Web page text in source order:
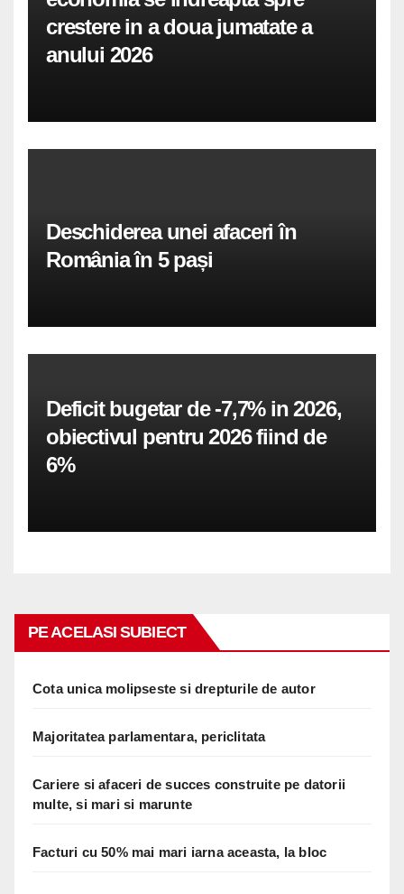
crestere in a doua jumatate a
anului 2026
Deschiderea unei afaceri în
România în 5 pași
Deficit bugetar de -7,7% in 2026,
obiectivul pentru 2026 fiind de
6%
PE ACELASI SUBIECT
Cota unica molipseste si drepturile de autor
Majoritatea parlamentara, periclitata
Cariere si afaceri de succes construite pe datorii
multe, si mari si marunte
Facturi cu 50% mai mari iarna aceasta, la bloc